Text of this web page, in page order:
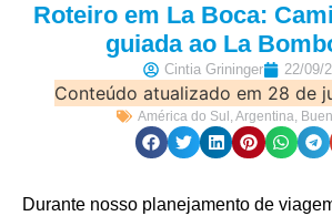
Roteiro em La Boca:
guiada ao La
Cintia Grininger 22/09/
Conteúdo atualizado em 28 de
América do Sul , Argentina,
Durante nosso planejamento de